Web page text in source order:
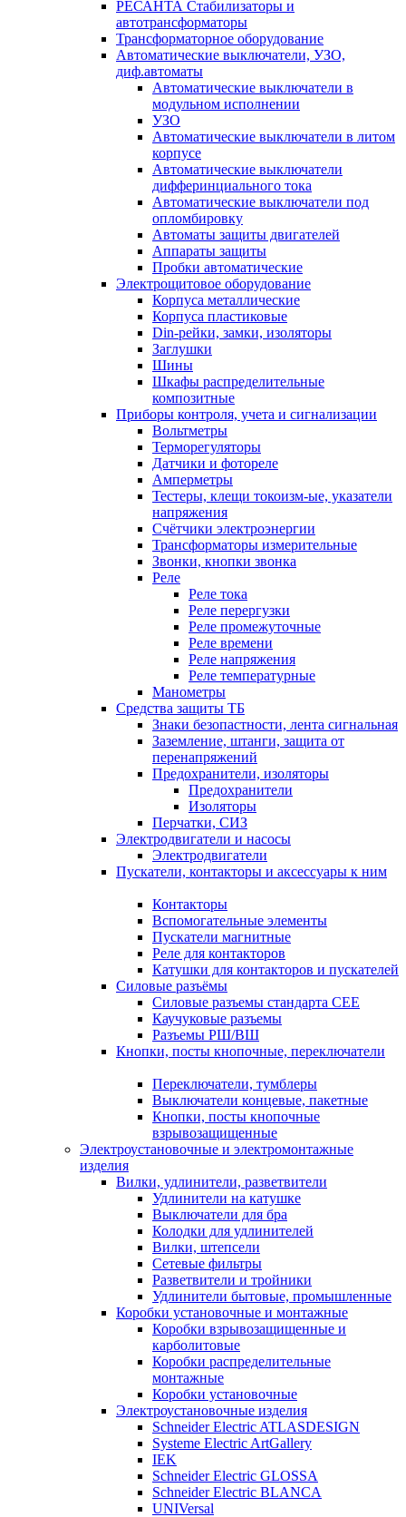
РЕСАНТА Стабилизаторы и
автотрансформаторы
Трансформаторное оборудование
Автоматические выключатели, УЗО,
диф.автоматы
Автоматические выключатели в
модульном исполнении
УЗО
Автоматические выключатели в литом
корпусе
Автоматические выключатели
дифферинциального тока
Автоматические выключатели под
опломбировку
Автоматы защиты двигателей
Аппараты защиты
Пробки автоматические
Электрощитовое оборудование
Корпуса металлические
Корпуса пластиковые
Din-рейки, замки, изоляторы
Заглушки
Шины
Шкафы распределительные
композитные
Приборы контроля, учета и сигнализации
Вольтметры
Терморегуляторы
Датчики и фотореле
Амперметры
Тестеры, клещи токоизм-ые, указатели
напряжения
Счётчики электроэнергии
Трансформаторы измерительные
Звонки, кнопки звонка
Реле
Реле тока
Реле перергузки
Реле промежуточные
Реле времени
Реле напряжения
Реле температурные
Манометры
Средства защиты ТБ
Знаки безопастности, лента сигнальная
Заземление, штанги, защита от
перенапряжений
Предохранители, изоляторы
Предохранители
Изоляторы
Перчатки, СИЗ
Электродвигатели и насосы
Электродвигатели
Пускатели, контакторы и аксессуары к ним
Контакторы
Вспомогательные элементы
Пускатели магнитные
Реле для контакторов
Катушки для контакторов и пускателей
Силовые разъёмы
Силовые разъемы стандарта СЕЕ
Каучуковые разъемы
Разъемы РШ/ВШ
Кнопки, посты кнопочные, переключатели
Переключатели, тумблеры
Выключатели концевые, пакетные
Кнопки, посты кнопочные
взрывозащищенные
Электроустановочные и электромонтажные
изделия
Вилки, удлинители, разветвители
Удлинители на катушке
Выключатели для бра
Колодки для удлинителей
Вилки, штепсели
Сетевые фильтры
Разветвители и тройники
Удлинители бытовые, промышленные
Коробки установочные и монтажные
Коробки взрывозащищенные и
карболитовые
Коробки распределительные
монтажные
Коробки установочные
Электроустановочные изделия
Schneider Electric ATLASDESIGN
Systeme Electric ArtGallery
IEK
Schneider Electric GLOSSA
Schneider Electric BLANCA
UNIVersal